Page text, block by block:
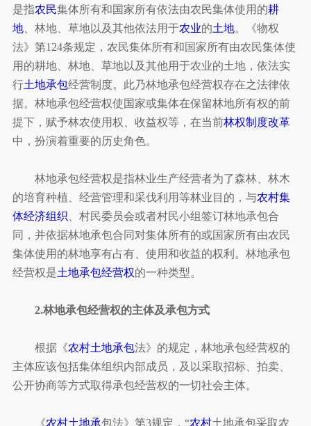
是指农民集体所有和国家所有依法由农民集体使用的耕
地 、林地、草地以及其他依法用于农业的土地。《物权
法》第124条规定，农民集体所有和国家所有由农民集体使
用的耕地、林地、草地以及其他用于农业的土地，依法实
行土地承包经营制度。此乃林地承包经营权存在之法律依
据。林地承包经营权使国家或集体在保留林地所有权的前
提下，赋予林农使用权、收益权等，在当前林权制度改革
中，扮演着重要的历史角色。
林地承包经营权是指林业生产经营者为了森林、林木
的培育种植、经营管理和采伐利用等林业目的，与农村集
体经济组织 、村民委员会或者村民小组签订林地承包合
同，并依据林地承包合同对集体所有的或国家所有由农民
集体使用的林地享有占有、使用和收益的权利。林地承包
经营权是土地承包经营权的一种类型。
2.林地承包经营权的主体及承包方式
根据《农村土地承包法》的规定，林地承包经营权的
主体应该包括集体组织内部成员，及以采取招标、拍卖、
公开协商等方式取得承包经营权的一切社会主体。
《农村土地承包法》第3规定，“农村土地承包采取农